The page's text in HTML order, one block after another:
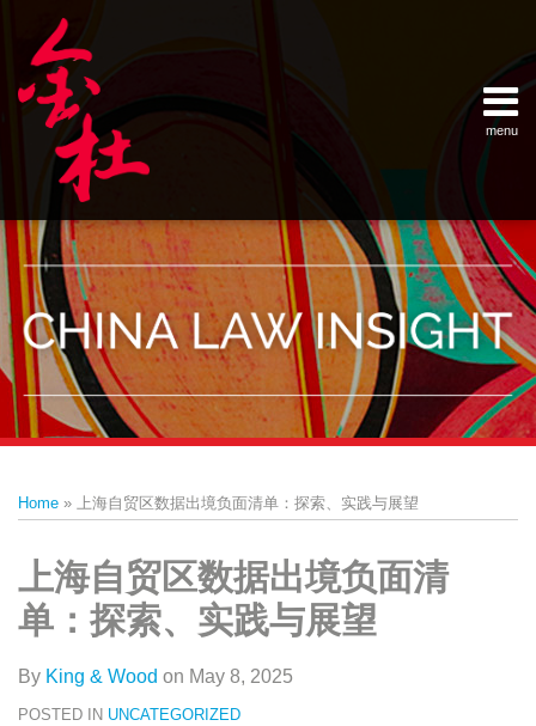
content
menu
Home
- 关于
金杜
Services
- 专业领
域
Contact
- 联系
我们
English
Example Link
China Banking Regulatory
China Insurance Regulatory
China Securities Regulatory
General Administration of Customs
Ministry of Commerce
National Development and Reform
Pacific Rim Advisory Council
State Administration for Industry &
State Administration of Foreign
Supreme People’s Court
World Law Group
RSS
LinkedIn
Weibo
Home » 上海自贸区数据出境负面清单：探索、实践与展望
上海自贸区数据出境负面清
单：探索、实践与展望
By King & Wood on May 8, 2025
POSTED IN UNCATEGORIZED
this
post
this
post
this
post
this
post
LinkedIn